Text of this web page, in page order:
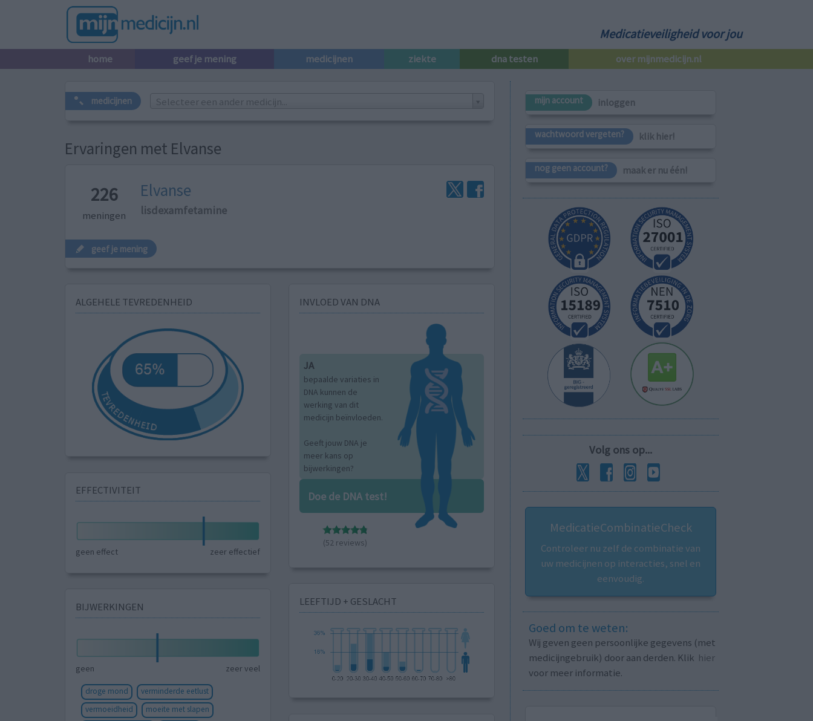
Medicatieveiligheid voor jou
home geef je mening medicijnen ziekte dna testen over mijnmedicijn.nl
medicijnen Selecteer een ander medicijn...
Ervaringen met Elvanse
226
meningen
Elvanse
lisdexamfetamine
geef je mening
ALGEHELE TEVREDENHEID
EFFECTIVITEIT
geen effect zeer effectief
BIJWERKINGEN
geen zeer veel
droge mond
verminderde eetlust
vermoeidheid
moeite met slapen
INVLOED VAN DNA
JA
bepaalde variaties in
DNA kunnen de
werking van dit
medicijn beïnvloeden.
Geeft jouw DNA je
meer kans op
bijwerkingen?
Doe de DNA test!
(52 reviews)
LEEFTIJD + GESLACHT
mijn account inloggen
wachtwoord vergeten? klik hier!
nog geen account? maak er nu één!
Volg ons op...
MedicatieCombinatieCheck
Controleer nu zelf de combinatie van
uw medicijnen op interacties, snel en
eenvoudig.
Goed om te weten:
Wij geven geen persoonlijke gegevens (met
medicijngebruik) door aan derden. Klik hier
voor meer informatie.